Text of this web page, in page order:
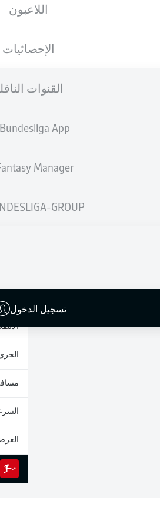
اللاعبون
الإحصائيات
القنوات
Bundesliga App
Manager
GROUP
تسجيل الدخول
05.11.1999
إحصائيات موسم 2025/2026